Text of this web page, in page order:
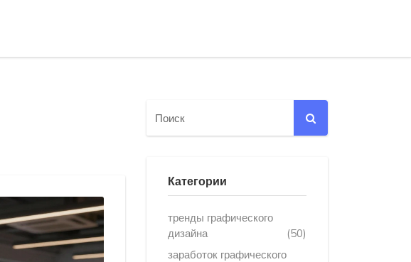
Категории
тренды графического
дизайна
(50)
заработок графического